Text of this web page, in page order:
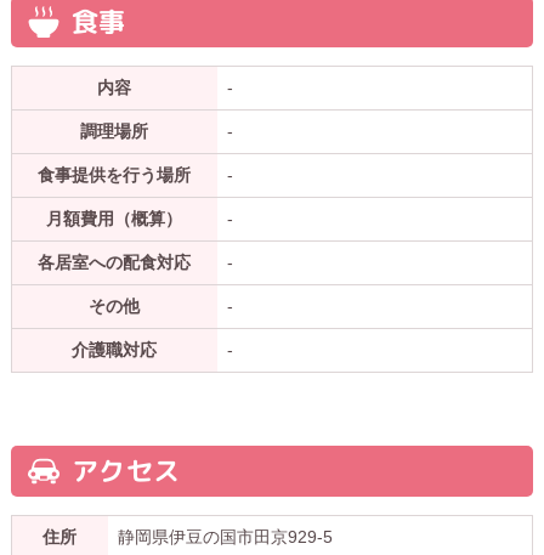
食事
内容 -
調理場所 -
食事提供を行う場所 -
月額費用（概算） -
各居室への配食対応 -
その他 -
介護職対応 -
アクセス
住所 静岡県伊豆の国市田京929-5